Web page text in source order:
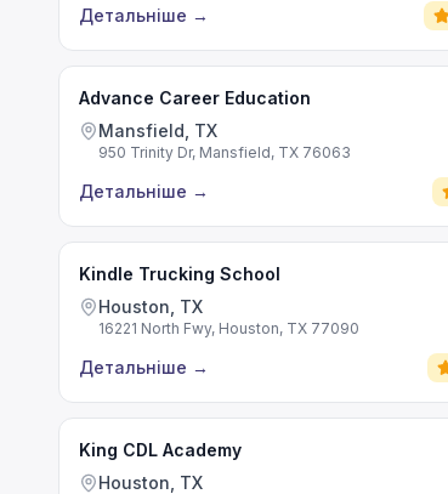
Детальніше →
Advance Career Education
Mansfield, TX
950 Trinity Dr, Mansfield, TX 76063
Детальніше →
Kindle Trucking School
Houston, TX
16221 North Fwy, Houston, TX 77090
Детальніше →
King CDL Academy
Houston, TX